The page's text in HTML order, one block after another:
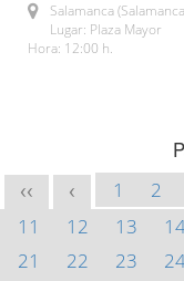
Salamanca
Lugar: Plaza Mayor
Hora: 12:00 h.
<< < 1 2
11
12 13
21
22 23